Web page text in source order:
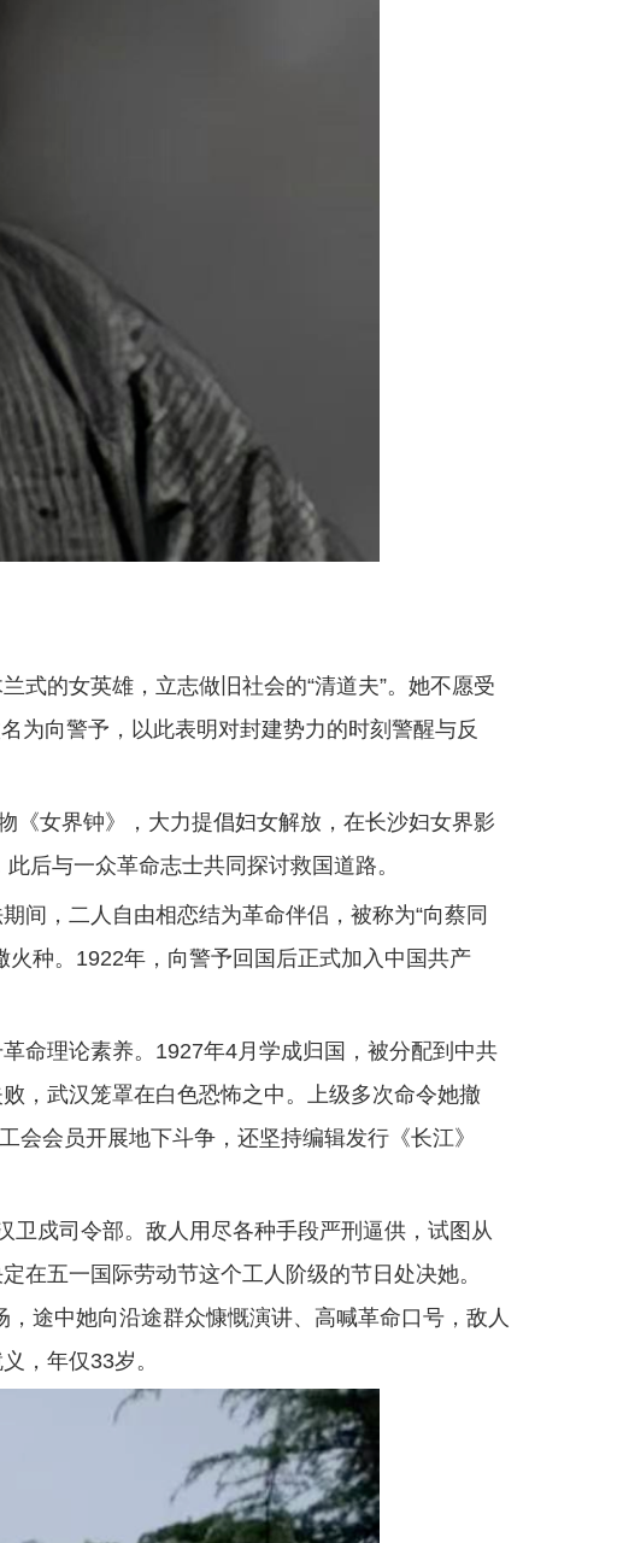
式的女英雄，立志做旧社会的“清道夫”。她不愿受
为向警予，以此表明对封建势力的时刻警醒与反
《女界钟》，大力提倡妇女解放，在长沙妇女界影
后与一众革命志士共同探讨救国道路。
间，二人自由相恋结为革命伴侣，被称为“向蔡同
种。1922年，向警予回国后正式加入中国共产
命理论素养。1927年4月学成归国，被分配到中共
，武汉笼罩在白色恐怖之中。上级多次命令她撤
会会员开展地下斗争，还坚持编辑发行《长江》
戍司令部。敌人用尽各种手段严刑逼供，试图从
在五一国际劳动节这个工人阶级的节日处决她。
途中她向沿途群众慷慨演讲、高喊革命口号，敌人
，年仅33岁。